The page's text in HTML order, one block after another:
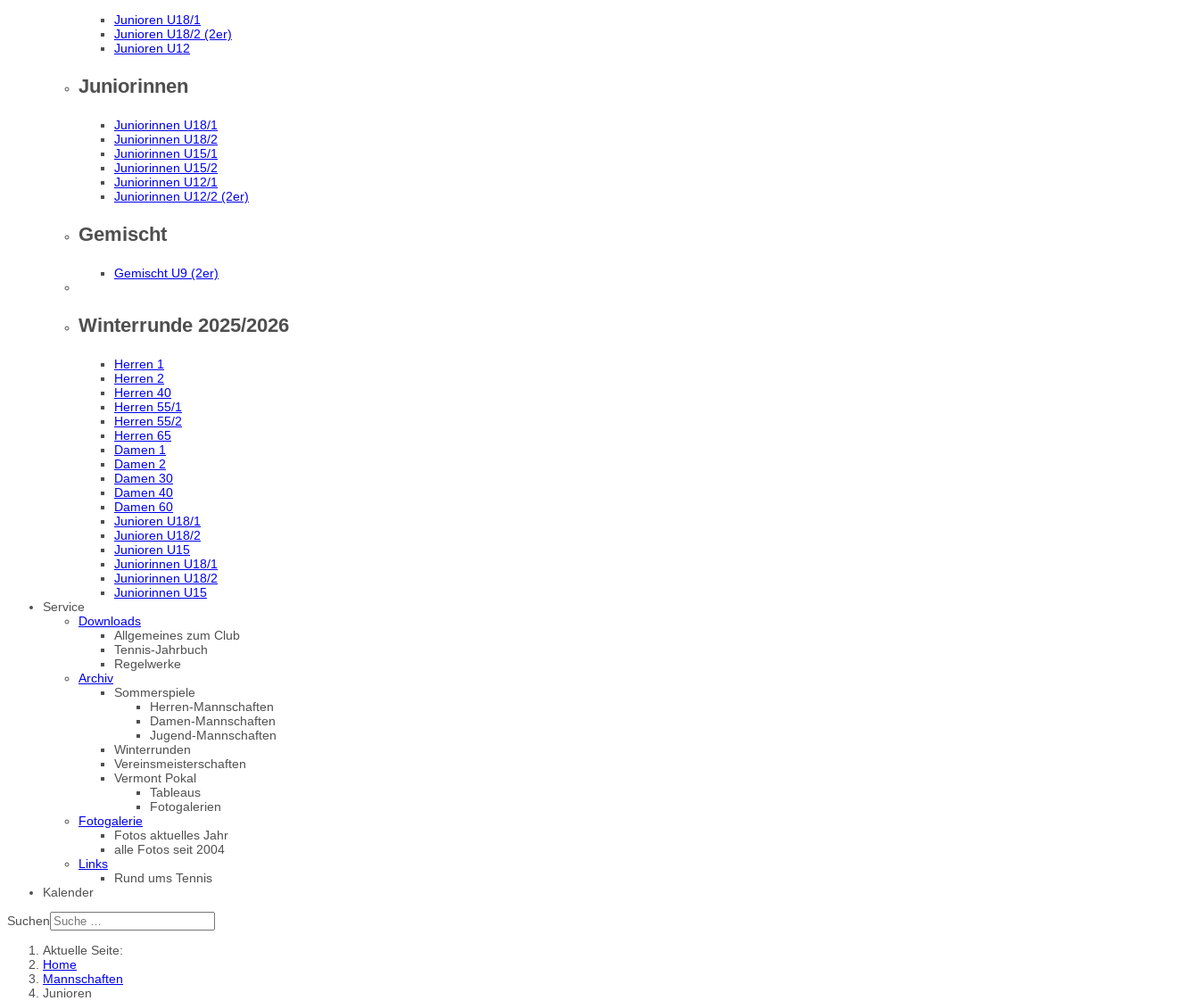
Junioren U18/1
Junioren U18/2 (2er)
Junioren U12
Juniorinnen
Juniorinnen U18/1
Juniorinnen U18/2
Juniorinnen U15/1
Juniorinnen U15/2
Juniorinnen U12/1
Juniorinnen U12/2 (2er)
Gemischt
Gemischt U9 (2er)
Winterrunde 2025/2026
Herren 1
Herren 2
Herren 40
Herren 55/1
Herren 55/2
Herren 65
Damen 1
Damen 2
Damen 30
Damen 40
Damen 60
Junioren U18/1
Junioren U18/2
Junioren U15
Juniorinnen U18/1
Juniorinnen U18/2
Juniorinnen U15
Service
Downloads
Allgemeines zum Club
Tennis-Jahrbuch
Regelwerke
Archiv
Sommerspiele
Herren-Mannschaften
Damen-Mannschaften
Jugend-Mannschaften
Winterrunden
Vereinsmeisterschaften
Vermont Pokal
Tableaus
Fotogalerien
Fotogalerie
Fotos aktuelles Jahr
alle Fotos seit 2004
Links
Rund ums Tennis
Kalender
Suchen
Aktuelle Seite:
Home
Mannschaften
Junioren